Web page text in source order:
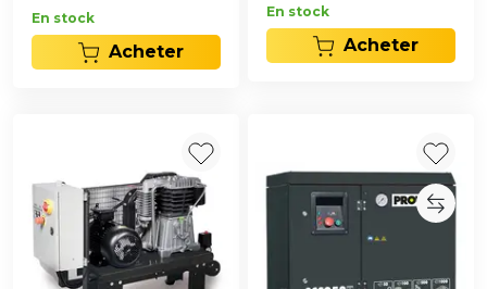
En stock
Acheter
En stock
Acheter